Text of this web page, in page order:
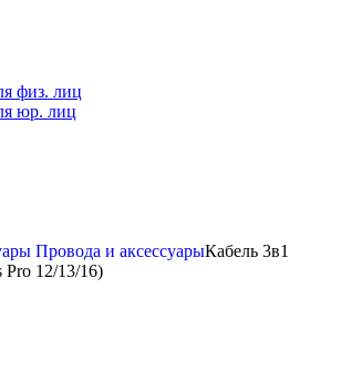
физ. лиц
юр. лиц
Провода и аксессуары​Кабель 3в1
Pro 12/13/16)